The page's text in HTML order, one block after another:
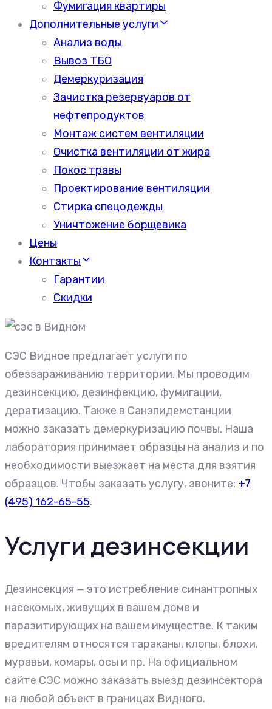
Фумигация квартиры
Дополнительные услуги
Анализ воды
Вывоз ТБО
Демеркуризация
Зачистка резервуаров от
нефтепродуктов
Монтаж систем вентиляции
Очистка вентиляции от жира
Покос травы
Проектирование вентиляции
Стирка спецодежды
Уничтожение борщевика
Цены
Контакты
Гарантии
Скидки
СЭС Видное предлагает услуги по
обеззараживанию территории. Мы проводим
дезинсекцию, дезинфекцию, фумигации,
дератизацию. Также в Санэпидемстанции
можно заказать демеркуризацию почвы. Наша
лаборатория принимает образцы на анализ и по
необходимости выезжает на места для взятия
образцов. Чтобы заказать услугу, звоните: +7
(495) 162-65-55.
Услуги дезинсекции
Дезинсекция — это истребление синантропных
насекомых, живущих в вашем доме и
паразитирующих на вашем имуществе. К таким
вредителям относятся тараканы, клопы, блохи,
муравьи, комары, осы и пр. На официальном
сайте СЭС можно заказать выезд дезинсектора
на любой объект в границах Видного.